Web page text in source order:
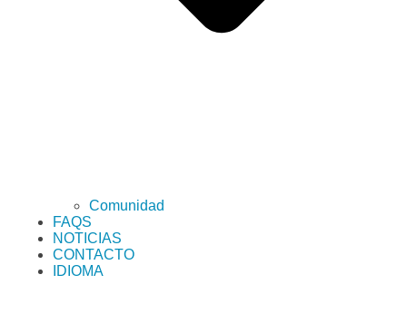
Comunidad
FAQS
NOTICIAS
CONTACTO
IDIOMA